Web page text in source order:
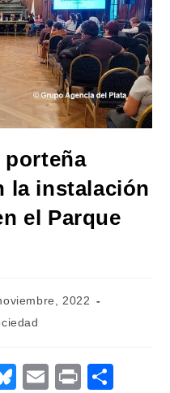
porteña
la instalación
el Parque
2022
Bl
E
Pr